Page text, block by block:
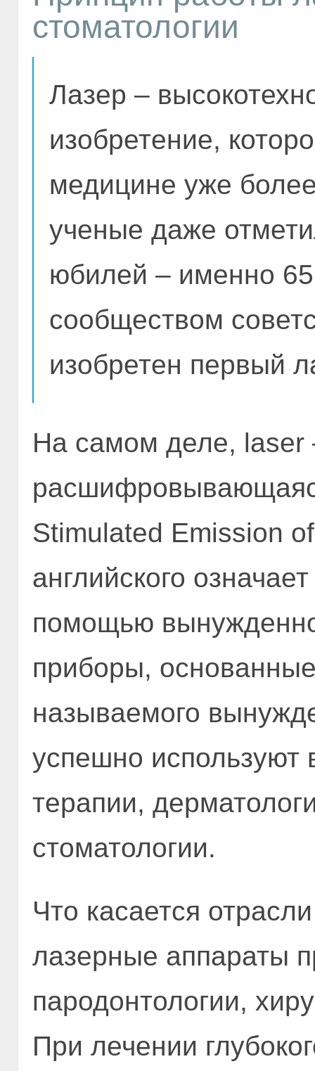
стоматологии
Лазер –
изобретение,
медицине уже
ученые даже
юбилей – именно
сообществом
изобретен первый
На самом деле, laser
Stimulated Emission
английского
помощью
приборы,
называемого
успешно используют
терапии,
стоматологии.
Что касается
лазерные аппараты
пародонтологии,
При лечении